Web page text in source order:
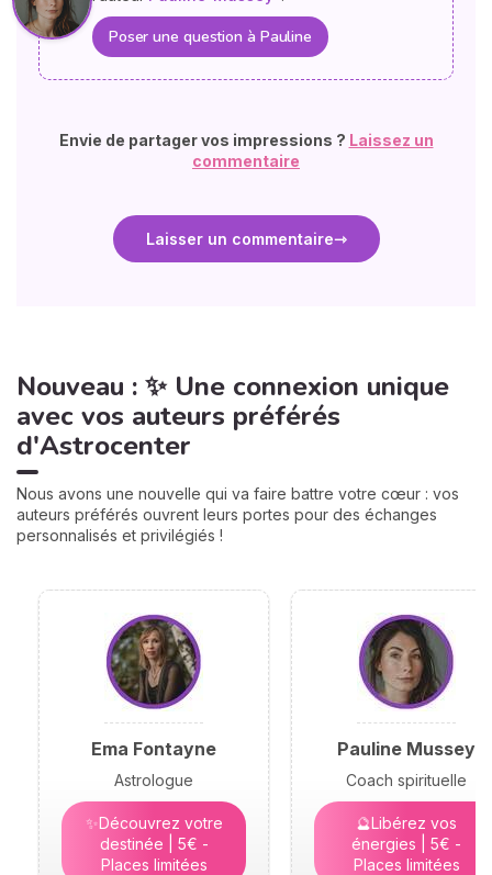
Poser une question à Pauline
Envie de partager vos impressions ? Laissez un
commentaire
Laisser un commentaire
Nouveau : ✨ Une connexion unique
avec vos auteurs préférés
d'Astrocenter
Nous avons une nouvelle qui va faire battre votre cœur : vos
auteurs préférés ouvrent leurs portes pour des échanges
personnalisés et privilégiés !
Ema Fontayne
Astrologue
✨Découvrez votre
destinée | 5€ -
Places limitées
Pauline Mussey
Coach spirituelle
🔮Libérez vos
énergies | 5€ -
Places limitées